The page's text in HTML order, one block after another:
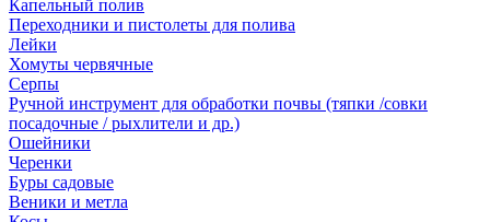
Капельный полив
Переходники и пистолеты для полива
Лейки
Хомуты червячные
Серпы
Ручной инструмент для обработки почвы (тяпки /совки
посадочные / рыхлители и др.)
Ошейники
Черенки
Буры садовые
Веники и метла